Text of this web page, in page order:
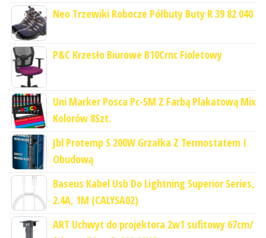
Neo Trzewiki Robocze Półbuty Buty R 39 82 040
P&C Krzesło Biurowe B10Crnc Fioletowy
Uni Marker Posca Pc-5M Z Farbą Plakatową Mix
Kolorów 8Szt.
Jbl Protemp S 200W Grzałka Z Termostatem I
Obudową
Baseus Kabel Usb Do Lightning Superior Series,
2.4A, 1M (CALYSA02)
ART Uchwyt do projektora 2w1 sufitowy 67cm/